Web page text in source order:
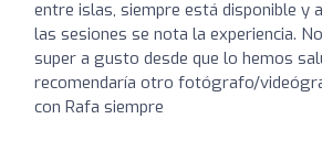
entre islas, siempre está disponible y
las sesiones se nota la experiencia.
super a gusto desde que lo hemos
recomendaría otro fotógrafo/
con Rafa siempre